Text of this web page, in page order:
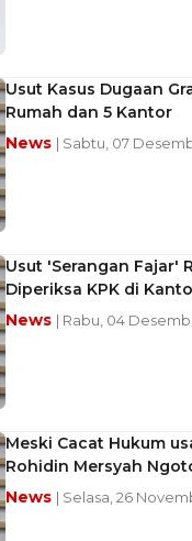
Usut Kasus Dugaan
Rumah dan 5 Kantor
News | Sabtu, 07
Usut 'Serangan Fajar'
Diperiksa KPK di
News | Rabu, 04
Meski Cacat Hukum
Rohidin Mersyah
News | Selasa, 26